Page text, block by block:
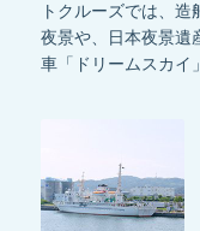
トクルーズでは、
夜景や、日本夜景遺
車「ドリームスカイ